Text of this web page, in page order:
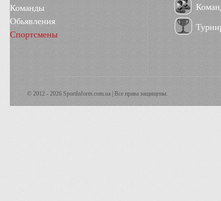
Команды
Обьявления
Спортсмены
© 2012 - 2026 SportInform.com.ua | Все права защищены.